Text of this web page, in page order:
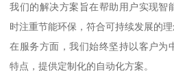
我们的解决方案旨在帮助用户实现智
时注重节能环保，符合可持续发展的理
在服务方面，我们始终坚持以客户为
特点，提供定制化的自动化方案。